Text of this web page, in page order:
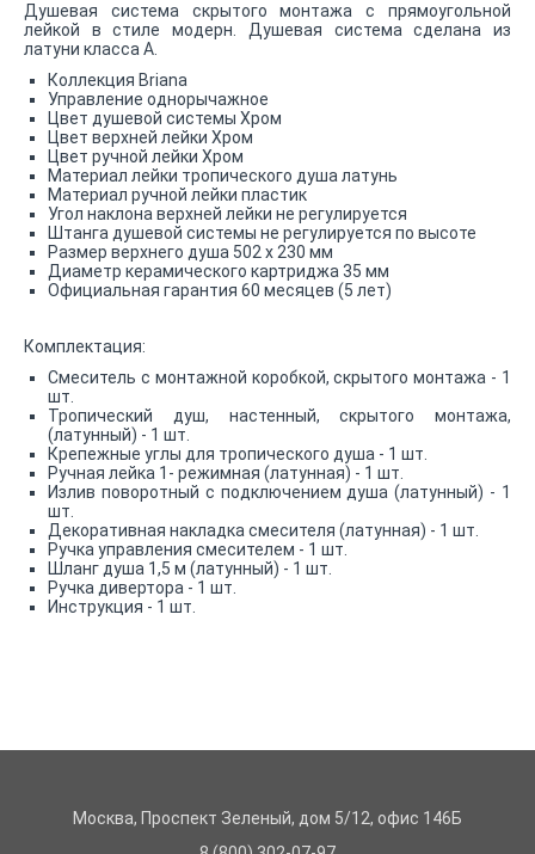
Душевая система скрытого монтажа с прямоугольной
лейкой в стиле модерн. Душевая система сделана из
латуни класса А.
Коллекция Briana
Управление однорычажное
Цвет душевой системы Хром
Цвет верхней лейки Хром
Цвет ручной лейки Хром
Материал лейки тропического душа латунь
Материал ручной лейки пластик
Угол наклона верхней лейки не регулируется
Штанга душевой системы не регулируется по высоте
Размер верхнего душа 502 x 230 мм
Диаметр керамического картриджа 35 мм
Официальная гарантия 60 месяцев (5 лет)
Комплектация:
Смеситель с монтажной коробкой, скрытого монтажа - 1
шт.
Тропический душ, настенный, скрытого монтажа,
(латунный) - 1 шт.
Крепежные углы для тропического душа - 1 шт.
Ручная лейка 1- режимная (латунная) - 1 шт.
Излив поворотный с подключением душа (латунный) - 1
шт.
Декоративная накладка смесителя (латунная) - 1 шт.
Ручка управления смесителем - 1 шт.
Шланг душа 1,5 м (латунный) - 1 шт.
Ручка дивертора - 1 шт.
Инструкция - 1 шт.
Москва, Проспект Зеленый, дом 5/12, офис 146Б